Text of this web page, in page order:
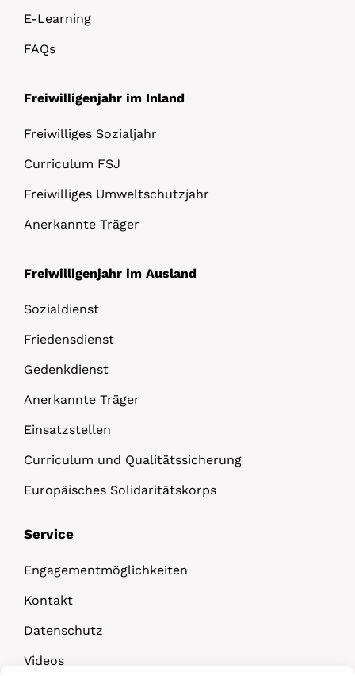
E-Learning
FAQs
Freiwilligenjahr im Inland
Freiwilliges Sozialjahr
Curriculum FSJ
Freiwilliges Umweltschutzjahr
Anerkannte Träger
Freiwilligenjahr im Ausland
Sozialdienst
Friedensdienst
Gedenkdienst
Anerkannte Träger
Einsatzstellen
Curriculum und Qualitätssicherung
Europäisches Solidaritätskorps
Service
Engagementmöglichkeiten
Kontakt
Datenschutz
Videos